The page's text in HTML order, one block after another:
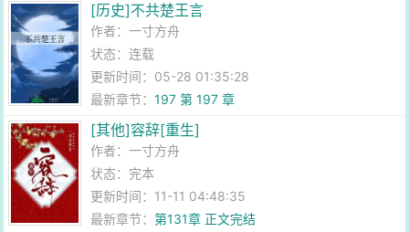
[历史]不共楚王言
作者：一寸方舟
状态：连载
更新时间：05-28 01:35:28
最新章节：197 第 197 章
[其他]容辞[重生]
作者：一寸方舟
状态：完本
更新时间：11-11 04:48:35
最新章节：第131章 正文完结